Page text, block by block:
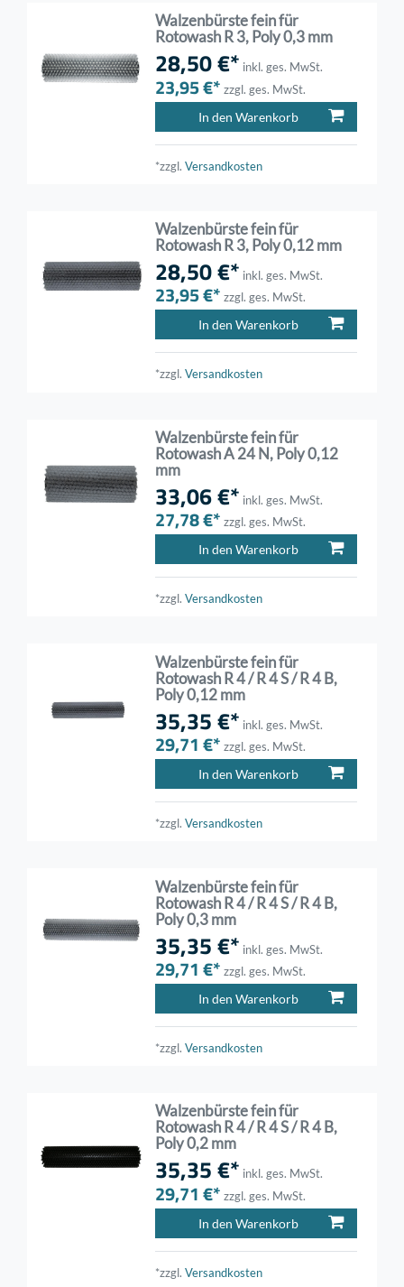
Walzenbürste fein für
Rotowash R 3, Poly 0,3 mm
28,50 €* inkl. ges. MwSt.
23,95 €* zzgl. ges. MwSt.
In den Warenkorb
*zzgl.Versandkosten
Walzenbürste fein für
Rotowash R 3, Poly 0,12 mm
28,50 €* inkl. ges. MwSt.
23,95 €* zzgl. ges. MwSt.
In den Warenkorb
*zzgl.Versandkosten
Walzenbürste fein für
Rotowash A 24 N, Poly 0,12
mm
33,06 €* inkl. ges. MwSt.
27,78 €* zzgl. ges. MwSt.
In den Warenkorb
*zzgl.Versandkosten
Walzenbürste fein für
Rotowash R 4 / R 4 S / R 4 B,
Poly 0,12 mm
35,35 €* inkl. ges. MwSt.
29,71 €* zzgl. ges. MwSt.
In den Warenkorb
*zzgl.Versandkosten
Walzenbürste fein für
Rotowash R 4 / R 4 S / R 4 B,
Poly 0,3 mm
35,35 €* inkl. ges. MwSt.
29,71 €* zzgl. ges. MwSt.
In den Warenkorb
*zzgl.Versandkosten
Walzenbürste fein für
Rotowash R 4 / R 4 S / R 4 B,
Poly 0,2 mm
35,35 €* inkl. ges. MwSt.
29,71 €* zzgl. ges. MwSt.
In den Warenkorb
*zzgl.Versandkosten